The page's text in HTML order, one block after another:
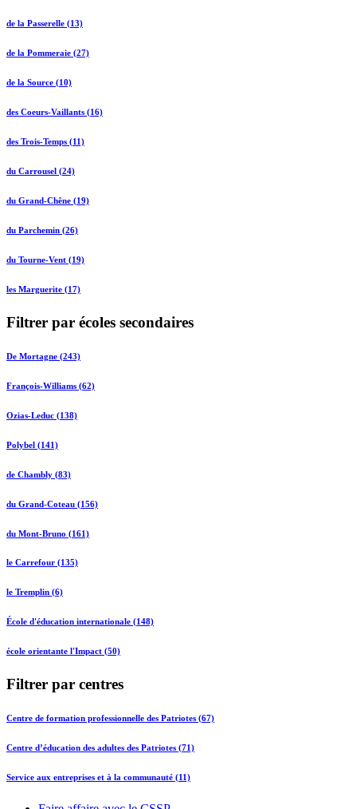
de la Passerelle (13)
de la Pommeraie (27)
de la Source (10)
des Coeurs-Vaillants (16)
des Trois-Temps (11)
du Carrousel (24)
du Grand-Chêne (19)
du Parchemin (26)
du Tourne-Vent (19)
les Marguerite (17)
Filtrer par écoles secondaires
De Mortagne (243)
François-Williams (62)
Ozias-Leduc (138)
Polybel (141)
de Chambly (83)
du Grand-Coteau (156)
du Mont-Bruno (161)
le Carrefour (135)
le Tremplin (6)
École d'éducation internationale (148)
école orientante l'Impact (50)
Filtrer par centres
Centre de formation professionnelle des Patriotes (67)
Centre d’éducation des adultes des Patriotes (71)
Service aux entreprises et à la communauté (11)